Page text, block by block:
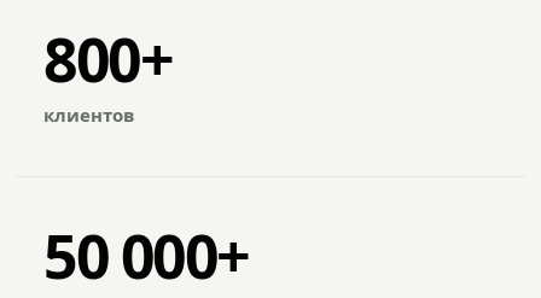
800+
клиентов
50 000+